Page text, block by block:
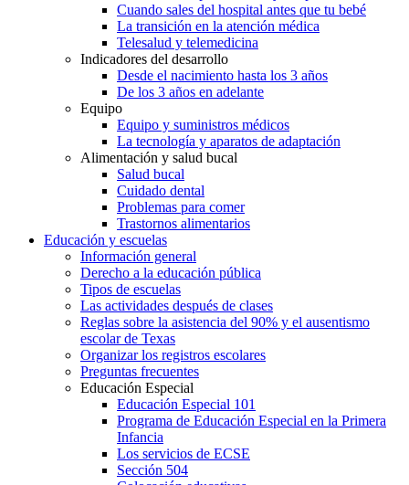
Cuando sales del hospital antes que tu bebé
La transición en la atención médica
Telesalud y telemedicina
Indicadores del desarrollo
Desde el nacimiento hasta los 3 años
De los 3 años en adelante
Equipo
Equipo y suministros médicos
La tecnología y aparatos de adaptación
Alimentación y salud bucal
Salud bucal
Cuidado dental
Problemas para comer
Trastornos alimentarios
Educación y escuelas
Información general
Derecho a la educación pública
Tipos de escuelas
Las actividades después de clases
Reglas sobre la asistencia del 90% y el ausentismo
escolar de Texas
Organizar los registros escolares
Preguntas frecuentes
Educación Especial
Educación Especial 101
Programa de Educación Especial en la Primera
Infancia
Los servicios de ECSE
Sección 504